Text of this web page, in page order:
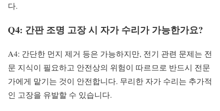
다.
Q4: 간판 조명 고장 시 자가 수리가 가능한가요?
A4: 간단한 먼지 제거 등은 가능하지만, 전기 관련 문제는 전
문 지식이 필요하고 안전상의 위험이 따르므로 반드시 전문
가에게 맡기는 것이 안전합니다. 무리한 자가 수리는 추가적
인 고장을 유발할 수 있습니다.